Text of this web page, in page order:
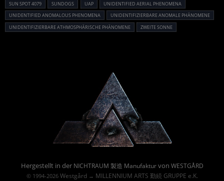
SUN SPOT 4079
SUNDOGS UAP
UNIDENTIFIED AERIAL PHENOMENA
UNIDENTIFIED ANOMALOUS PHENOMENA
UNIDENTIFIZIERBARE ANOMALE PHÄNOMENE
UNIDENTIFIZIERBARE ATHMOSPHÄRISCHE PHÄNOMENE
ZWEITE SONNE
Hergestellt in der NICHTRAUM 製造 Manufakturvon WESTGÅRD
© 1994-2026 Westgård→ MILLENNIUM ARTS 勤続 GRUPPE e.K.
Powered By :